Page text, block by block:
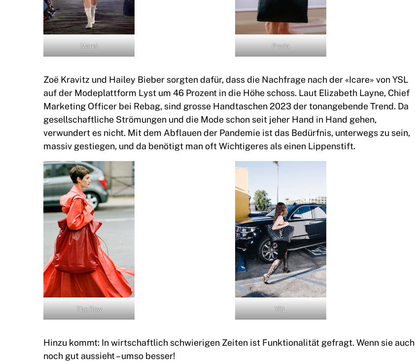
Marni Prada
Zoë Kravitz und Hailey Bieber sorgten dafür, dass die Nachfrage nach der «Icare» von YSL
auf der Modeplattform Lyst um 46 Prozent in die Höhe schoss. Laut Elizabeth Layne, Chief
Marketing Officer bei Rebag, sind grosse Handtaschen 2023 der tonangebende Trend. Da
gesellschaftliche Strömungen und die Mode schon seit jeher Hand in Hand gehen,
verwundert es nicht. Mit dem Abflauen der Pandemie ist das Bedürfnis, unterwegs zu sein,
massiv gestiegen, und da benötigt man oft Wichtigeres als einen Lippenstift.
The Row YSL
Hinzu kommt: In wirtschaftlich schwierigen Zeiten ist Funktionalität gefragt. Wenn sie auch
noch gut aussieht – umso besser!